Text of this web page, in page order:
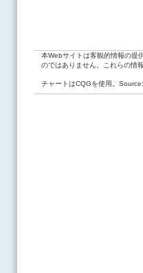
本Webサイトは客観的情報の提
のではありません。これらの情
チャートはCQGを使用。